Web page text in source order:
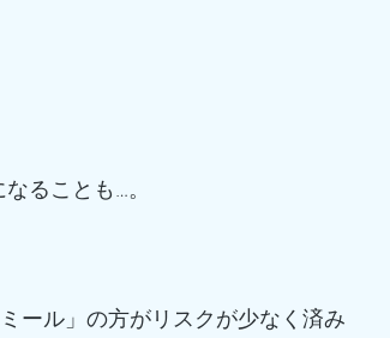
ることも…。
ール」の方がリスクが少なく済み